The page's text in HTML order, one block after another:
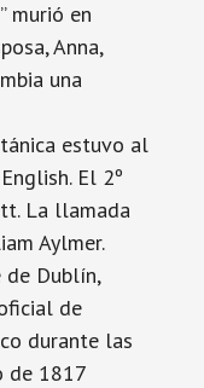
murió en
Anna,
una
estuvo al
El 2º
La llamada
Aylmer.
de Dublín,
de
durante las
de 1817